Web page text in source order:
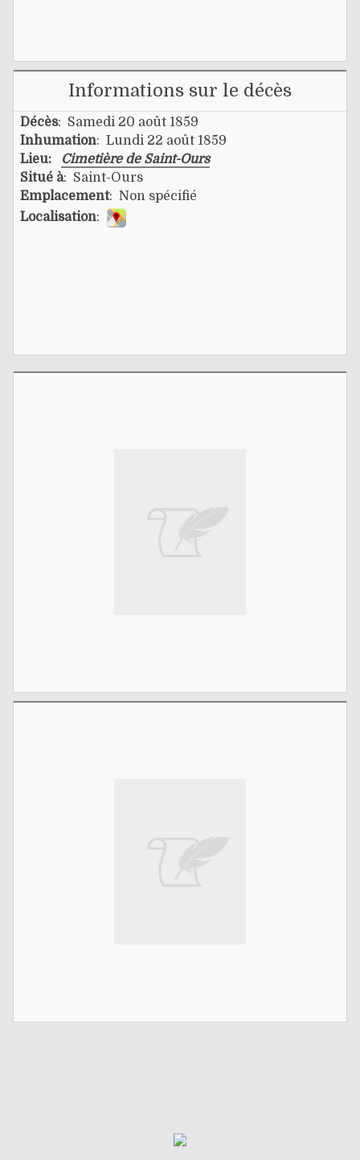
Informations sur le décès
Décès: Samedi 20 août 1859
Inhumation: Lundi 22 août 1859
Lieu:
Cimetière de Saint-Ours
Situé à: Saint-Ours
Emplacement: Non spécifié
Localisation: